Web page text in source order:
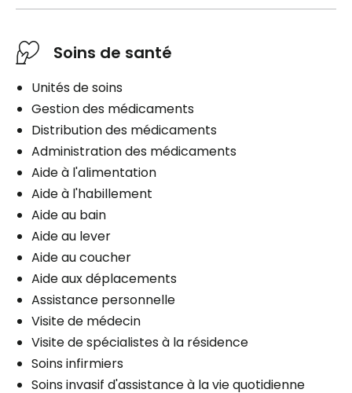
Soins de santé
Unités de soins
Gestion des médicaments
Distribution des médicaments
Administration des médicaments
Aide à l'alimentation
Aide à l'habillement
Aide au bain
Aide au lever
Aide au coucher
Aide aux déplacements
Assistance personnelle
Visite de médecin
Visite de spécialistes à la résidence
Soins infirmiers
Soins invasif d'assistance à la vie quotidienne